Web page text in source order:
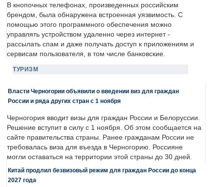
В кнопочных телефонах, произведенных российским
брендом, была обнаружена встроенная уязвимость. С
помощью этого программного обеспечения можно
управлять устройством удаленно через интернет -
рассылать спам и даже получать доступ к приложениям и
сервисам пользователя, в том числе банковские.
ТУРИЗМ
Власти Черногории объявили о введении виз для граждан
России и ряда других стран с 1 ноября
Черногория вводит визы для граждан России и Белоруссии.
Решение вступит в силу с 1 ноября. Об этом сообщается на
сайте правительства страны. Ранее гражданам России не
требовалась виза для въезда в Черногорию. Россияне
могли оставаться на территории этой страны до 30 дней.
Китай продлил безвизовый режим для граждан России до конца
2027 года